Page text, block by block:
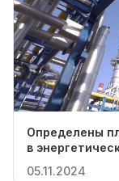
Определены
в
05.11.2024